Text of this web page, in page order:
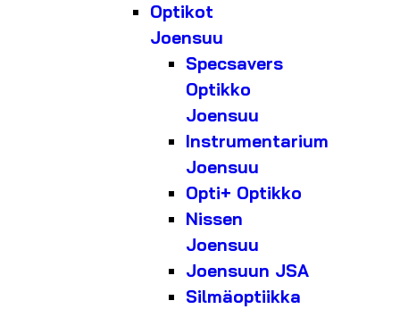
Optikot
Joensuu
Specsavers
Optikko
Joensuu
Instrumentarium
Joensuu
Opti+ Optikko
Nissen
Joensuu
Joensuun JSA
Silmäoptiikka